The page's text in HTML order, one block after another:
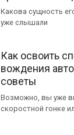
Какова сущность
уже слышали
Как освоить
вождения
советы
Возможно, вы уже
скоростной гонке